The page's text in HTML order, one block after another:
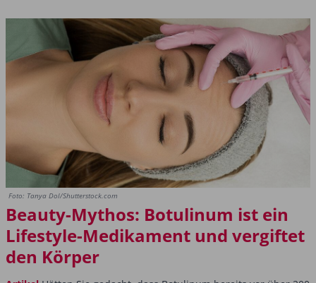
Foto: Tanya Dol/Shutterstock.com
Beauty-Mythos: Botulinum ist ein
Lifestyle-Medikament und vergiftet
den Körper